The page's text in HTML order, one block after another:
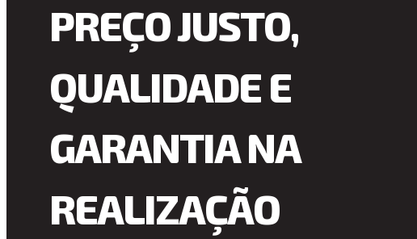
PREÇO JUSTO,
QUALIDADE E
GARANTIA NA
REALIZAÇÃO